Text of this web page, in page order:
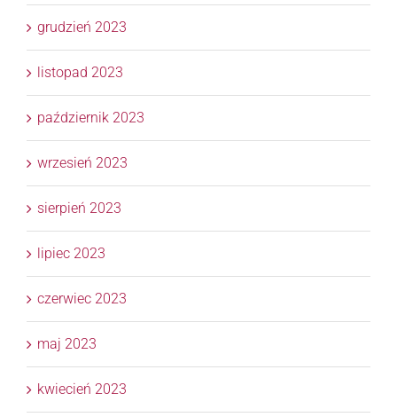
grudzień 2023
listopad 2023
październik 2023
wrzesień 2023
sierpień 2023
lipiec 2023
czerwiec 2023
maj 2023
kwiecień 2023